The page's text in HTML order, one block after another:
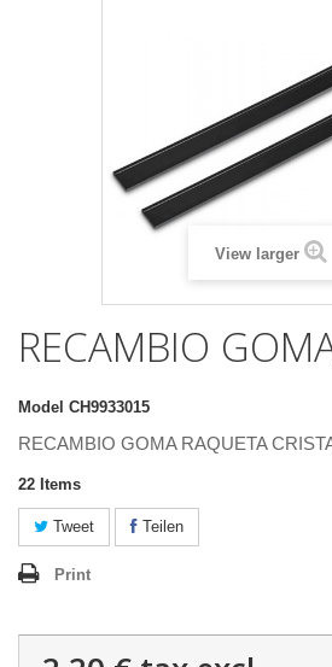
View larger
RECAMBIO
Model CH9933015
RECAMBIO GOMA RAQUETA
22 Items
Tweet Teilen
Print